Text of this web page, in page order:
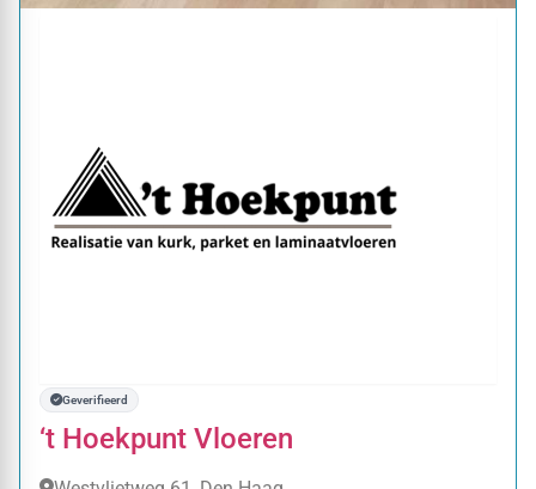
Geverifieerd
‘t Hoekpunt Vloeren